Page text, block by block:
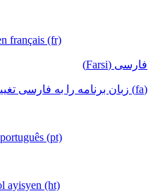
français (fr)
فارسی (Farsi)
(fa) زبان برنامه را به فارسی تغییر دهید
(pt)
ayisyen (ht)